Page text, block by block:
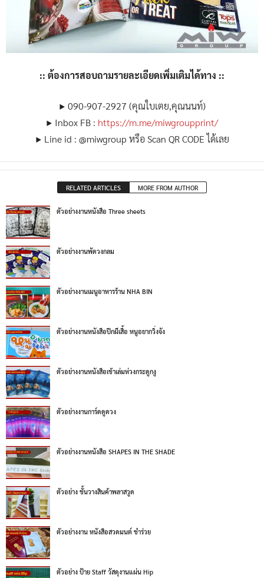
:: ต้องการสอบถามรายละเอียดเพิ่มเติมได้ทาง ::
▶ 090-907-2927 (คุณใบเตย,คุณนนท์)
▶ Inbox FB : https://m.me/miwgroupprint/
▶ Line id : @miwgroup หรือ Scan QR CODE ได้เลย
RELATED ARTICLES MORE FROM AUTHOR
ตัวอย่างงานหนังสือ Three sheets
ตัวอย่างงานพัดวงกลม
ตัวอย่างงานเมนูอาหารร้าน NHA BIN
ตัวอย่างงานหนังสือปีกผีเสื้อ หนูอยากวิ่งจัง
ตัวอย่างงานหนังสือเข้าเล่มห่วงกระดูกงู
ตัวอย่างงานการ์ดดูดวง
ตัวอย่างงานหนังสือ SHAPES IN THE SHADE
ตัวอย่าง ชั้นวางสินค้าพลาสวูด
ตัวอย่างงาน หนังสือสวดมนต์ ชำร่วย
ตัวอย่าง ป้าย Staff วัสดุงานแผ่น Hip